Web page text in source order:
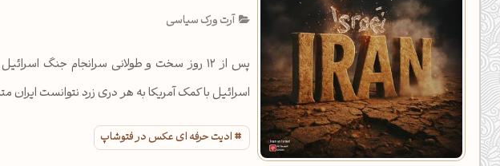
آرت ورک سیاسی
پس از 12 روز سخت و طولانی سرانجام جنگ
اسرائیل با کمک آمریکا به هر دری زرد نتوانست ایران
ادیت حرفه ای عکس در فتوشاپ